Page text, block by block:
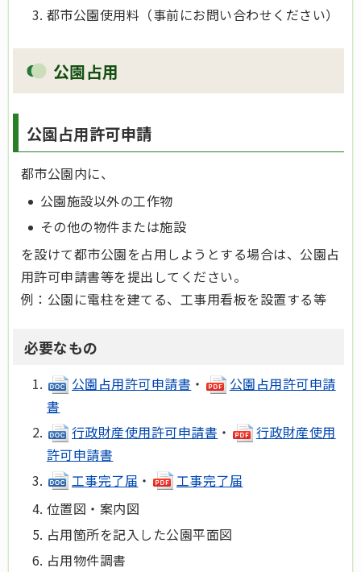
都市公園使用料（事前にお問い合わせください）
公園占用
公園占用許可申請
都市公園内に、
公園施設以外の工作物
その他の物件または施設
を設けて都市公園を占用しようとする場合は、公園占
用許可申請書等を提出してください。
例：公園に電柱を建てる、工事用看板を設置する等
必要なもの
公園占用許可申請書 ・
公園占用許可申請
書
行政財産使用許可申請書 ・
行政財産使用
許可申請書
工事完了届 ・
工事完了届
位置図・案内図
占用箇所を記入した公園平面図
占用物件調書